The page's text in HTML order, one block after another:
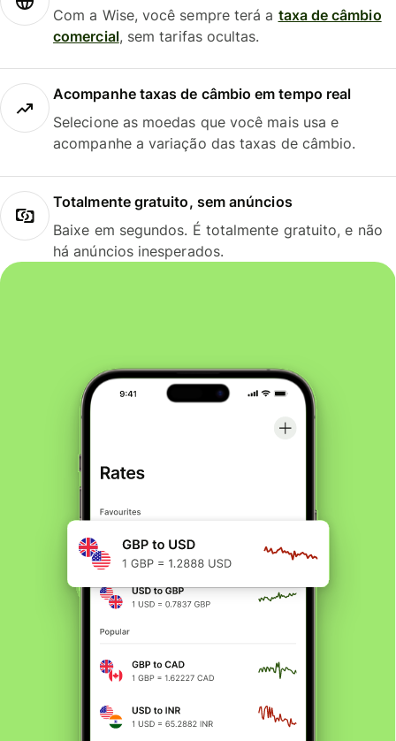
Com a Wise, você sempre terá a taxa de câmbio
comercial, sem tarifas ocultas.
Acompanhe taxas de câmbio em tempo real
Selecione as moedas que você mais usa e
acompanhe a variação das taxas de câmbio.
Totalmente gratuito, sem anúncios
Baixe em segundos. É totalmente gratuito, e não
há anúncios inesperados.